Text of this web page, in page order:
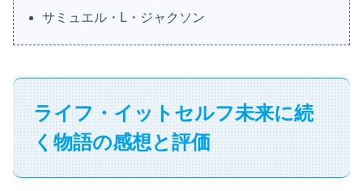
サミュエル・L・ジャクソン
ライフ・イットセルフ未来に続
く物語の感想と評価